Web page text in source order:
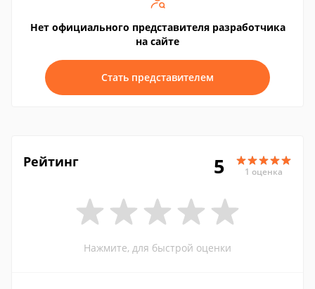
Нет официального представителя разработчика
на сайте
Стать представителем
Рейтинг 5 1 оценка
Нажмите, для быстрой оценки